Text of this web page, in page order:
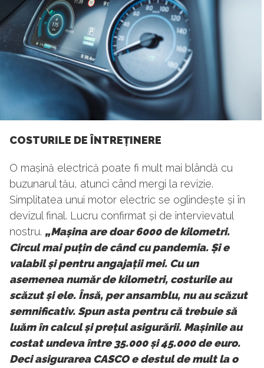
COSTURILE DE ÎNTREȚINERE
O mașină electrică poate fi mult mai blândă cu
buzunarul tău, atunci când mergi la revizie.
Simplitatea unui motor electric se oglindește și în
devizul final. Lucru confirmat și de intervievatul
nostru. „Mașina are doar 6000 de kilometri.
Circul mai puțin de când cu pandemia. Și e
valabil și pentru angajații mei. Cu un
asemenea număr de kilometri, costurile au
scăzut și ele. Însă, per ansamblu, nu au scăzut
semnificativ. Spun asta pentru că trebuie să
luăm în calcul și prețul asigurării. Mașinile au
costat undeva între 35.000 și 45.000 de euro.
Deci asigurarea CASCO e destul de mult la o